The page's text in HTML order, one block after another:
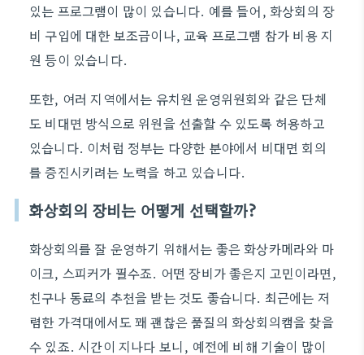
있는 프로그램이 많이 있습니다. 예를 들어, 화상회의 장
비 구입에 대한 보조금이나, 교육 프로그램 참가 비용 지
원 등이 있습니다.
또한, 여러 지역에서는 유치원 운영위원회와 같은 단체
도 비대면 방식으로 위원을 선출할 수 있도록 허용하고
있습니다. 이처럼 정부는 다양한 분야에서 비대면 회의
를 증진시키려는 노력을 하고 있습니다.
화상회의 장비는 어떻게 선택할까?
화상회의를 잘 운영하기 위해서는 좋은 화상카메라와 마
이크, 스피커가 필수죠. 어떤 장비가 좋은지 고민이라면,
친구나 동료의 추천을 받는 것도 좋습니다. 최근에는 저
렴한 가격대에서도 꽤 괜찮은 품질의 화상회의캠을 찾을
수 있죠. 시간이 지나다 보니, 예전에 비해 기술이 많이